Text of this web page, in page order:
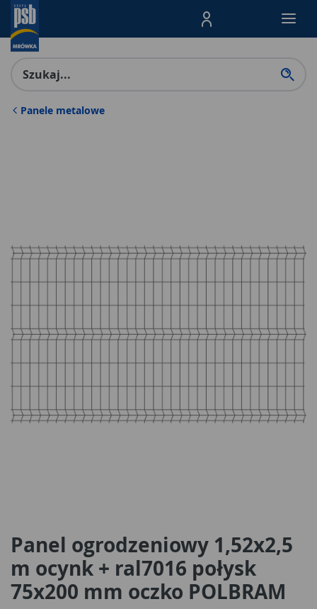
Menu Produktów,
Panele metalowe
Panel ogrodzeniowy 1,52x2,5
m ocynk + ral7016 połysk
75x200 mm oczko POLBRAM